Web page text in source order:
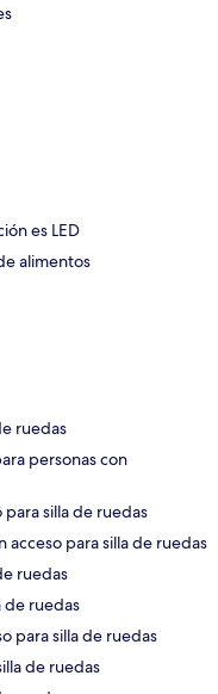
es LED
alimentos
ruedas
personas con
silla de ruedas
para silla de ruedas
ruedas
de ruedas
para silla de ruedas
de ruedas